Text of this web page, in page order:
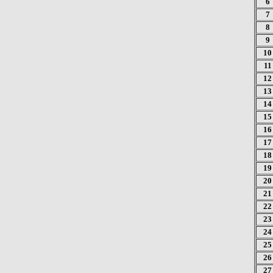
7
8
9
10
11
12
13
14
15
16
17
18
19
20
21
22
23
24
25
26
27